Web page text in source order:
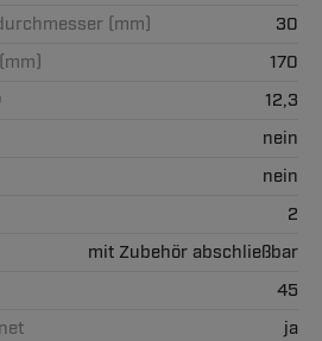
(mm)
30
170
12,3
nein
nein
2
mit Zubehör abschließbar
45
ja